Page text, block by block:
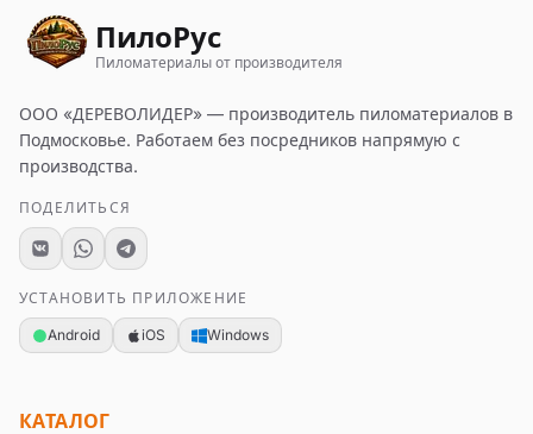
ПилоРус
Пиломатериалы от производителя
ООО «ДЕРЕВОЛИДЕР» — производитель пиломатериалов в
Подмосковье. Работаем без посредников напрямую с
производства.
ПОДЕЛИТЬСЯ
УСТАНОВИТЬ ПРИЛОЖЕНИЕ
Android iOS Windows
КАТАЛОГ